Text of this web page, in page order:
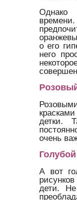
Однако
о его
него
детки.
очень
Голубой
А вот
дети.